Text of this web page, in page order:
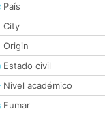
País
City
Origin
Estado civil
Nivel académico
Fumar